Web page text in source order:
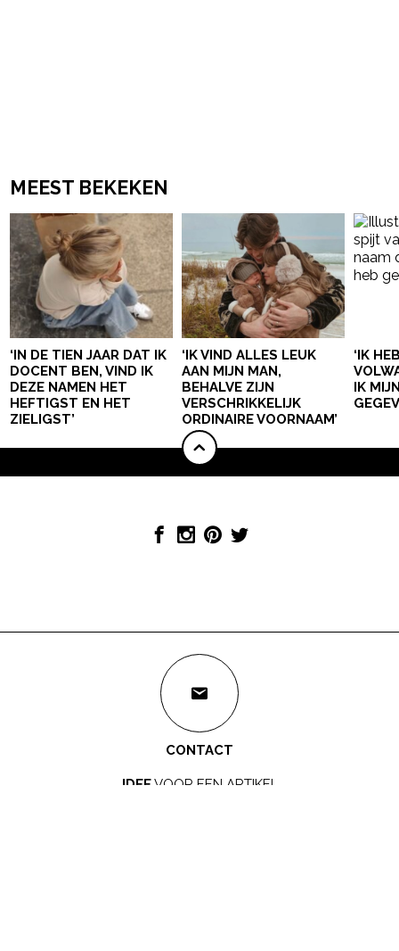
MEEST BEKEKEN
‘IN DE TIEN JAAR DAT IK
DOCENT BEN, VIND IK
DEZE NAMEN HET
HEFTIGST EN HET
ZIELIGST’
‘IK VIND ALLES LEUK
AAN MIJN MAN,
BEHALVE ZIJN
VERSCHRIKKELIJK
ORDINAIRE VOORNAAM’
‘IK
IK
CONTACT
IDEEVOOR EEN ARTIKEL